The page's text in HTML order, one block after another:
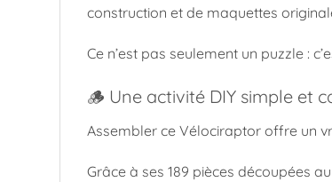
construction et de maquettes
Ce n’est pas seulement un puzzle :
🪵 Une activité DIY simple et
Assembler ce Vélociraptor offre un
Grâce à ses 189 pièces découpées